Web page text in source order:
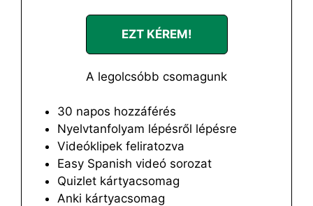
EZT KÉREM!
A legolcsóbb csomagunk
30 napos hozzáférés
Nyelvtanfolyam lépésről lépésre
Videóklipek feliratozva
Easy Spanish videó sorozat
Quizlet kártyacsomag
Anki kártyacsomag